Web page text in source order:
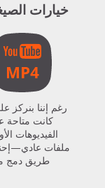
خيارات
رغم إننا بنركز
كانت متاحة
الفيديوهات
ملفات
طريق دمج